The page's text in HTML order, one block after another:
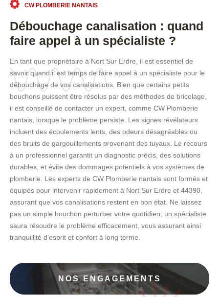
CW PLOMBERIE NANTAIS
Débouchage canalisation : quand
faire appel à un spécialiste ?
En tant que propriétaire à Nort Sur Erdre, il est essentiel de
savoir quand il est temps de faire appel à un spécialiste pour le
débouchage de vos canalisations. Bien que certains petits
bouchons puissent être résolus par des méthodes de bricolage,
il est conseillé de contacter un expert, comme CW Plomberie
nantais, lorsque le problème persiste. Les signes révélateurs
incluent des écoulements lents, des odeurs désagréables ou
des bruits de gargouillements provenant des tuyaux. Le recours
à un professionnel garantit un diagnostic précis, des solutions
durables, et évite des dommages potentiels à vos systèmes de
plomberie. Les experts de CW Plomberie nantais sont formés et
équipés pour intervenir rapidement à Nort Sur Erdre et 44390,
assurant que vos canalisations restent en bon état. Ne laissez
pas un simple bouchon perturber votre quotidien; un spécialiste
saura résoudre le problème efficacement, vous assurant ainsi
tranquillité d'esprit et confort à long terme.
NOS ENGAGEMENTS